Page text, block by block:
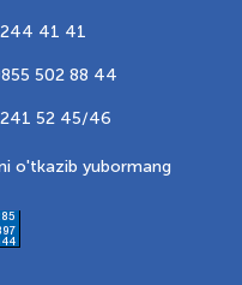
41 41
502 88 44
52 45/46
o'tkazib yubormang